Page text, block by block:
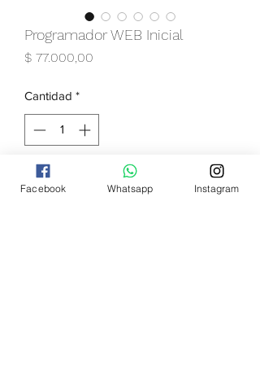
Programador WEB Inicial
$ 77.000,00
Cantidad *
Agregar al carrito
Facebook Whatsapp Instagram